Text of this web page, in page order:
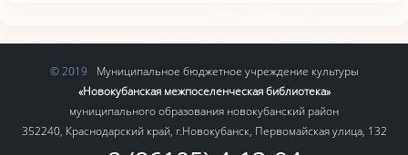
Муниципальное бюджетное учреждение культуры
«Новокубанская межпоселенческая библиотека»
муниципального образования новокубанский район
352240, Краснодарский край, г.Новокубанск, Первомайская улица, 132